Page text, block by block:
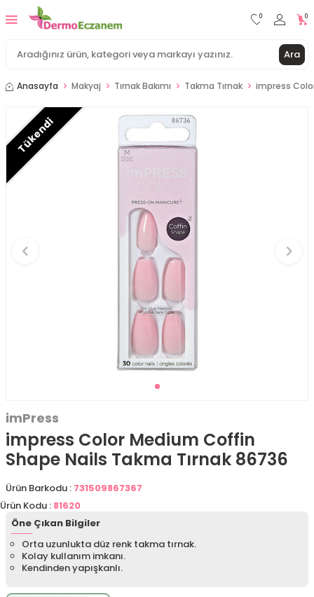
Ara
0 0
Anasayfa Makyaj Tırnak Bakımı Takma Tırnak impress
Tükendi
imPress
impress Color Medium Coffin
Shape Nails Takma Tırnak 86736
Ürün Barkodu : 731509867367
Ürün Kodu : 81620
Öne Çıkan Bilgiler
Orta uzunlukta düz renk takma tırnak.
Kolay kullanım imkanı.
Kendinden yapışkanlı.